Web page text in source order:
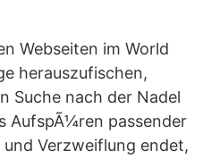
Webseiten im World
herauszufischen,
Suche nach der Nadel
AufspÃ¼ren passender
Verzweiflung endet,